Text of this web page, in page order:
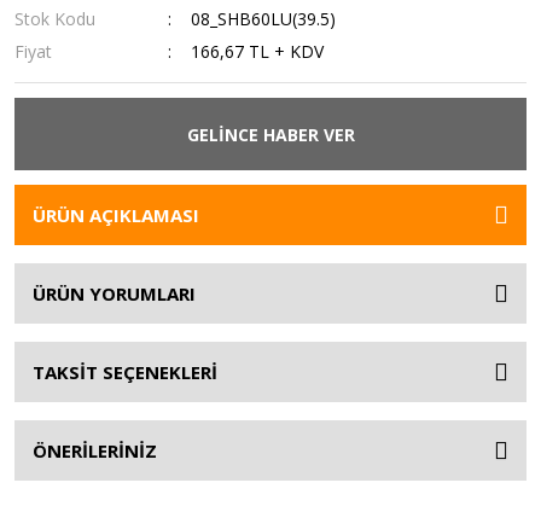
Stok Kodu
08_SHB60LU(39.5)
Fiyat
166,67 TL + KDV
GELİNCE HABER VER
ÜRÜN AÇIKLAMASI
ÜRÜN YORUMLARI
TAKSİT SEÇENEKLERİ
ÖNERİLERİNİZ